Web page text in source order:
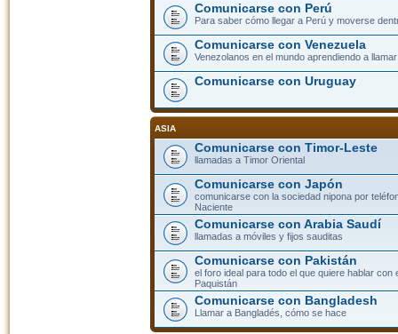
Comunicarse con Perú
Para saber cómo llegar a Perú y moverse
Comunicarse con Venezuela
Venezolanos en el mundo aprendiendo a
Comunicarse con Uruguay
ASIA
Comunicarse con Timor-Leste
llamadas a Timor Oriental
Comunicarse con Japón
comunicarse con la sociedad nipona por
Naciente
Comunicarse con Arabia Saudí
llamadas a móviles y fijos sauditas
Comunicarse con Pakistán
el foro ideal para todo el que quiere hablar con
Paquistán
Comunicarse con Bangladesh
Llamar a Bangladés, cómo se hace